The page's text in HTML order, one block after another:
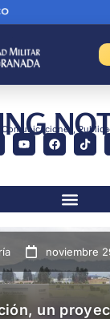
noviembre
un